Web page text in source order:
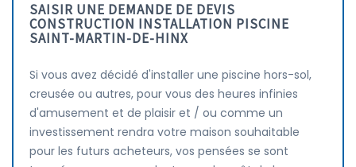
SAISIR UNE DEMANDE DE DEVIS
CONSTRUCTION INSTALLATION PISCINE
SAINT-MARTIN-DE-HINX
Si vous avez décidé d'installer une piscine hors-sol,
creusée ou autres, pour vous des heures infinies
d'amusement et de plaisir et / ou comme un
investissement rendra votre maison souhaitable
pour les futurs acheteurs, vos pensées se sont